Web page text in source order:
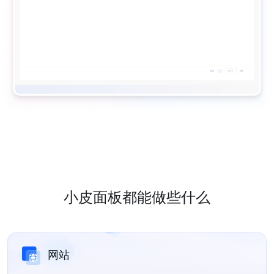
小皮面板都能做些什么
网站